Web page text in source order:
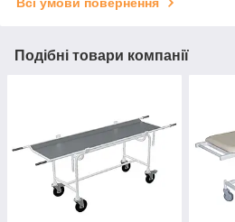
Всі умови повернення
Подібні товари компанії